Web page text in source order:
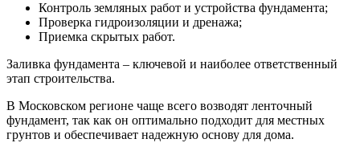
Контроль земляных работ и устройства фундамента;
Проверка гидроизоляции и дренажа;
Приемка скрытых работ.
Заливка фундамента – ключевой и наиболее ответственный
этап строительства.
В Московском регионе чаще всего возводят ленточный
фундамент, так как он оптимально подходит для местных
грунтов и обеспечивает надежную основу для дома.